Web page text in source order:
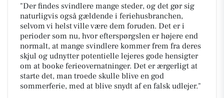
"Der findes svindlere mange steder, og det gør sig
naturligvis også gældende i feriehusbranchen,
selvom vi helst ville være dem foruden. Det er i
perioder som nu, hvor efterspørgslen er højere end
normalt, at mange svindlere kommer frem fra deres
skjul og udnytter potentielle lejeres gode hensigter
om at booke ferieovernatninger. Det er ærgerligt at
starte det, man troede skulle blive en god
sommerferie, med at blive snydt af en falsk udlejer."